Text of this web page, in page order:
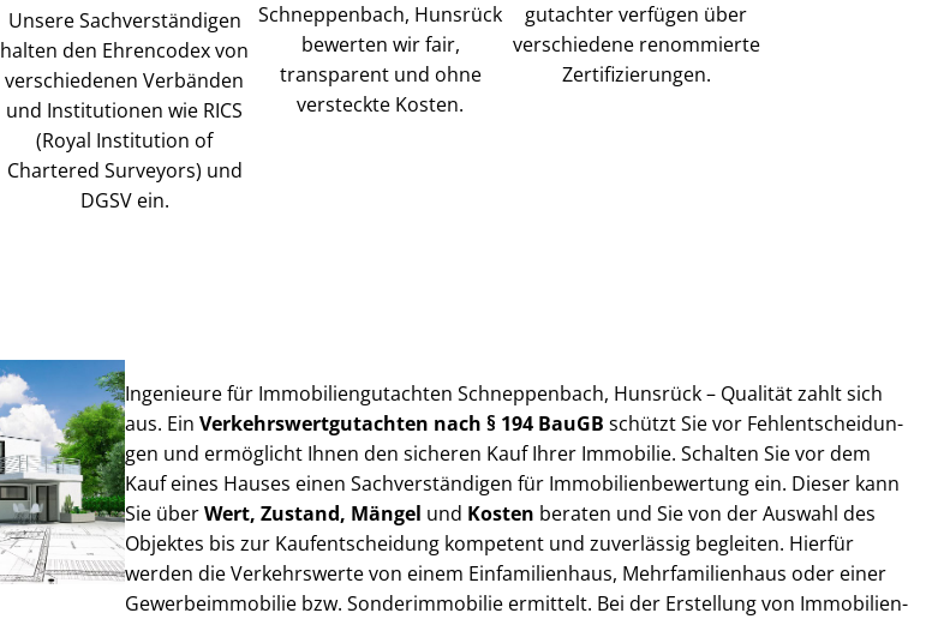
Unsere Sach­ver­stän­di­gen
halten den Ehrencodex von
verschiedenen Verbänden
und Institutionen wie RICS
(Royal Institution of
Chartered Surveyors) und
DGSV ein.
Schneppenbach, Hunsrück
bewerten wir fair,
transparent und ohne
versteckte Kosten.
gutachter verfügen über
verschiedene renommierte
Zer­ti­fi­zie­run­gen.
Ingenieure für Im­mo­bi­li­en­gut­ach­ten Schneppenbach, Hunsrück – Qualität zahlt sich
aus. Ein Ver­kehrs­wert­gut­ach­ten nach § 194 BauGB schützt Sie vor Fehl­ent­schei­dun­
gen und ermöglicht Ihnen den sicheren Kauf Ihrer Immobilie. Schalten Sie vor dem
Kauf eines Hauses einen Sach­ver­stän­di­gen für Im­mo­bi­li­en­be­wer­tung ein. Dieser kann
Sie überWert, Zustand, Mängel und Kosten beraten und Sie von der Auswahl des
Objektes bis zur Kauf­ent­schei­dung kompetent und zuverlässig begleiten. Hierfür
werden die Verkehrswerte von einem Einfamilienhaus, Mehr­fa­mi­li­en­haus oder einer
Ge­wer­be­im­mo­bi­lie bzw. Sonderimmobilie ermittelt. Bei der Erstellung von Im­mo­bi­li­en­